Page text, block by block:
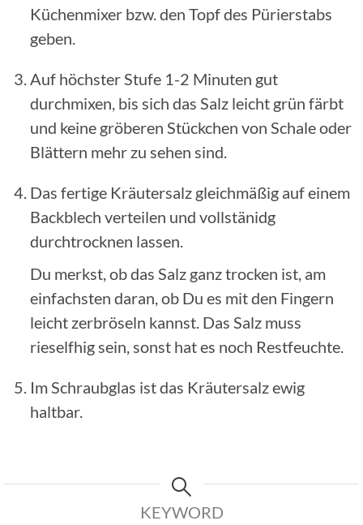
Küchenmixer bzw. den Topf des Pürierstabs
geben.
Auf höchster Stufe 1-2 Minuten gut
durchmixen, bis sich das Salz leicht grün färbt
und keine gröberen Stückchen von Schale oder
Blättern mehr zu sehen sind.
Das fertige Kräutersalz gleichmäßig auf einem
Backblech verteilen und vollstänidg
durchtrocknen lassen.
Du merkst, ob das Salz ganz trocken ist, am
einfachsten daran, ob Du es mit den Fingern
leicht zerbröseln kannst. Das Salz muss
rieselfhig sein, sonst hat es noch Restfeuchte.
Im Schraubglas ist das Kräutersalz ewig
haltbar.
KEYWORD